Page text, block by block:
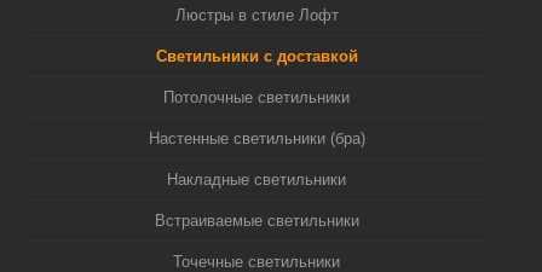
Люстры в стиле Лофт
Светильники с доставкой
Потолочные светильники
Настенные светильники (бра)
Накладные светильники
Встраиваемые светильники
Точечные светильники